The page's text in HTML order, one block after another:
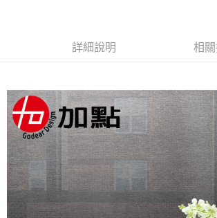
ATM／網路銀行／等多元方式進行付款，方視為交易
後付繳納相關費用。
※ 交易是否成功請以「AFTEE先享後付 」之結帳頁面
是否繳費成功／繳費後需取消欲退款等相關疑問，請聯
客戶支援中心」https://netprotections.freshdesk.com/
【注意事項】
１．透過由恩沛科技股份有限公司提供之「AFTEE先
易，需依本服務之必要範圍內提供個人資料，並將交
權轉讓予恩沛科技股份有限公司。
２．關於個人資料處理事宜，請瀏覽以下網址：
https://aftee.tw/terms/#terms3
詳細說明 相